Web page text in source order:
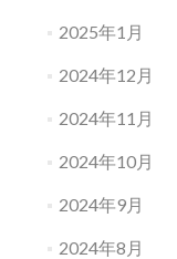
2025年1月
2024年12月
2024年11月
2024年10月
2024年9月
2024年8月